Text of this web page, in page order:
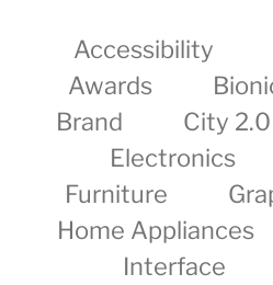
Accessibility
Awards
Brand
City 2.0
Electronics
Furniture
Home Appliances
Interface